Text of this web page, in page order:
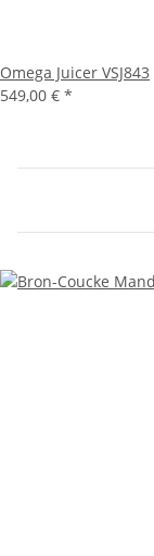
Omega Juicer VSJ843
549,00 € *